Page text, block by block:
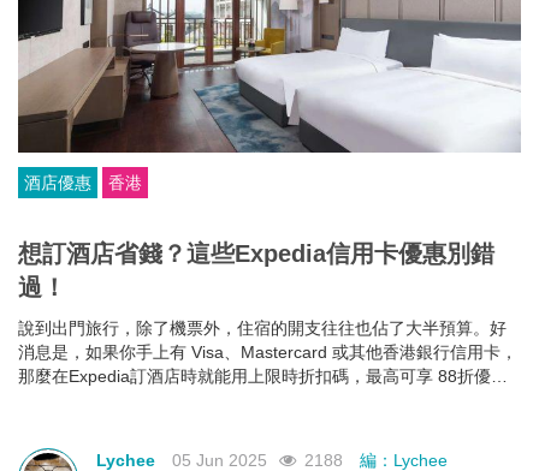
酒店優惠 香港
想訂酒店省錢？這些Expedia信用卡優惠別錯
過！
說到出門旅行，除了機票外，住宿的開支往往也佔了大半預算。好
消息是，如果你手上有 Visa、Mastercard 或其他香港銀行信用卡，
那麼在Expedia訂酒店時就能用上限時折扣碼，最高可享 88折優
Lychee
05 Jun 2025 2188 編：Lychee